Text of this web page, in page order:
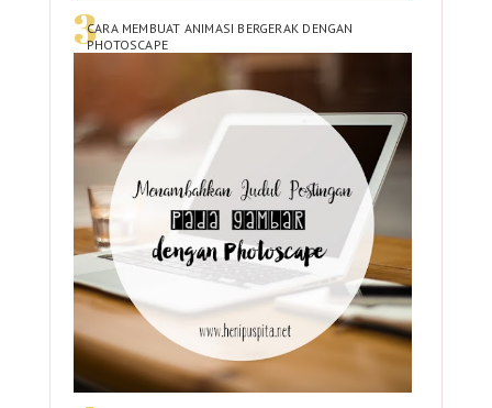
CARA MEMBUAT ANIMASI BERGERAK DENGAN
PHOTOSCAPE